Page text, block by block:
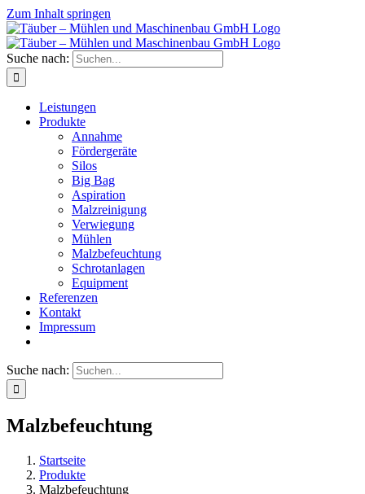
Zum Inhalt springen
Suche nach:
Leistungen
Produkte
Annahme
Fördergeräte
Silos
Big Bag
Aspiration
Malzreinigung
Verwiegung
Mühlen
Malzbefeuchtung
Schrotanlagen
Equipment
Referenzen
Kontakt
Impressum
Suche nach:
Malzbefeuchtung
Startseite
Produkte
Malzbefeuchtung